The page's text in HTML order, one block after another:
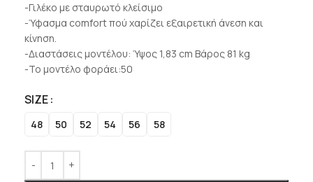
-Γιλέκο με σταυρωτό κλείσιμο
-Ύφασμα comfort πού χαρίζει εξαιρετική άνεση και
κίνηση.
-Διαστάσεις μοντέλου: Ύψος 1,83 cm Βάρος 81 kg
-Το μοντέλο φοράει:50
SIZE
48 50 52 54 56 58